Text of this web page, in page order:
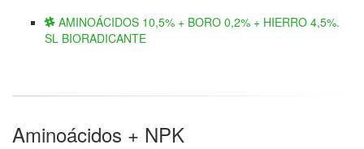
AMINOÁCIDOS 10,5% + BORO 0,2% + HIERRO 4,5%.
SL BIORADICANTE
Aminoácidos + NPK